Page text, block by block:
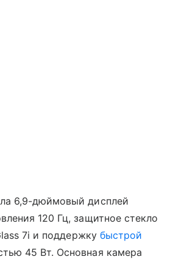
6,9-дюймовый дисплей
120 Гц, защитное стекло
7i и поддержку быстрой
45 Вт. Основная камера